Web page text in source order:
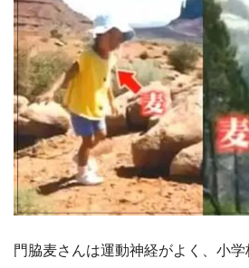
門脇麦さんは運動神経がよく、小